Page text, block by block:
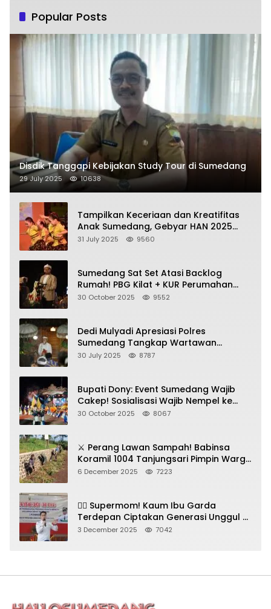
Popular Posts
Disdik Tanggapi Kebijakan Study Tour di Sumedang
29 July 2025 10638
Tampilkan Keceriaan dan Kreatifitas
Anak Sumedang, Gebyar HAN 2025
Dihadiri Bupati dan Wabup
31 July 2025 9560
Sumedang Sat Set Atasi Backlog
Rumah! PBG Kilat + KUR Perumahan
Jadi Kunci!
30 October 2025 9552
Dedi Mulyadi Apresiasi Polres
Sumedang Tangkap Wartawan
Gadungan Pemeras Kades
30 July 2025 8787
Bupati Dony: Event Sumedang Wajib
Cakep! Sosialisasi Wajib Nempel ke
Seni Budaya!
30 October 2025 8067
⚔️ Perang Lawan Sampah! Babinsa
Koramil 1004 Tanjungsari Pimpin Warga
Bersihkan Gorong-Gorong & Plastik
6 December 2025 7223
🦸‍♀️ Supermom! Kaum Ibu Garda
Terdepan Ciptakan Generasi Unggul di
Sumedang
3 December 2025 7042